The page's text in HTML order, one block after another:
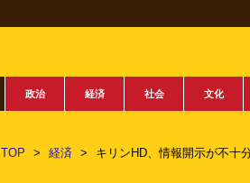
政治 経済 社会 文化
TOP > 経済 > キリンHD、情報開示が不十